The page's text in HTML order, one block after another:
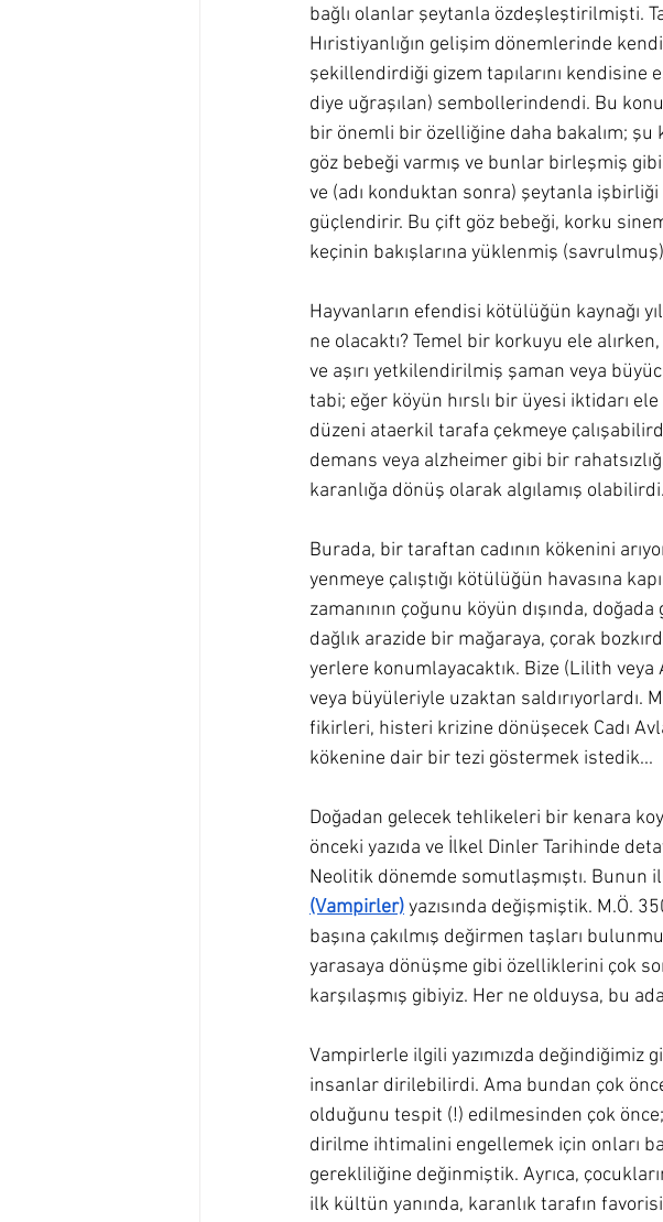
bağlı olanlar şeytanla özdeşleştirilmişti.
Hıristiyanlığın gelişim dönemlerinde
şekillendirdiği gizem tapılarını
diye uğraşılan) sembollerindendi. Bu
bir önemli bir özelliğine daha bakalım;
göz bebeği varmış ve bunlar birleşmiş
ve (adı konduktan sonra) şeytanla
güçlendirir. Bu çift göz bebeği, korku
keçinin bakışlarına yüklenmiş
Hayvanların efendisi kötülüğün kaynağı
ne olacaktı? Temel bir korkuyu ele
ve aşırı yetkilendirilmiş şaman veya
tabi; eğer köyün hırslı bir üyesi iktidarı
düzeni ataerkil tarafa çekmeye
demans veya alzheimer gibi bir
karanlığa dönüş olarak algılamış olabilirdi.
Burada, bir taraftan cadının kökenini
yenmeye çalıştığı kötülüğün havasına
zamanının çoğunu köyün dışında,
dağlık arazide bir mağaraya, çorak
yerlere konumlayacaktık. Bize (Lilith
veya büyüleriyle uzaktan saldırıyorlardı.
fikirleri, histeri krizine dönüşecek Cadı
kökenine dair bir tezi göstermek istedik...
Doğadan gelecek tehlikeleri bir kenara
önceki yazıda ve İlkel Dinler Tarihinde
Neolitik dönemde somutlaşmıştı. Bunun
(Vampirler) yazısında değişmiştik. M.Ö.
başına çakılmış değirmen taşları
yarasaya dönüşme gibi özelliklerini çok
karşılaşmış gibiyiz. Her ne olduysa, bu
Vampirlerle ilgili yazımızda değindiğimiz
insanlar dirilebilirdi. Ama bundan çok
olduğunu tespit (!) edilmesinden çok
dirilme ihtimalini engellemek için onları
gerekliliğine değinmiştik. Ayrıca,
ilk kültün yanında, karanlık tarafın